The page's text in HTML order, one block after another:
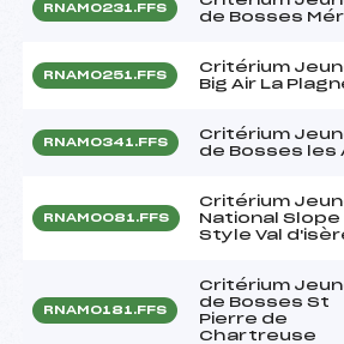
RNAM0231.FFS
de Bosses
RNAM0251.FFS
Critérium
Big Air La
RNAM0341.FFS
Critérium
de Bosses les
RNAM0081.FFS
Critérium
National Slope
Style Val
RNAM0181.FFS
Critérium
de Bosses St
Pierre de
Chartreuse